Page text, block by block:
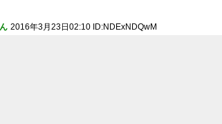
2016年3月23日02:10 ID:NDExNDQwM